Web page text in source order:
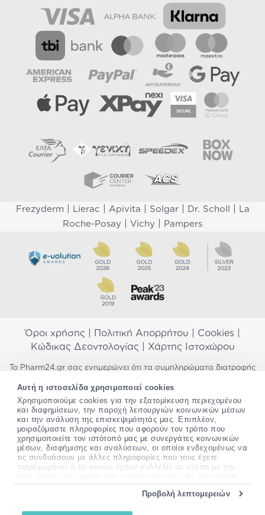
Αυτή η ιστοσελίδα χρησιμοποιεί cookies
Χρησιμοποιούμε cookies για την εξατομίκευση περιεχομένου
και διαφημίσεων, την παροχή λειτουργιών κοινωνικών μέσων
και την ανάλυση της επισκεψιμότητάς μας. Επιπλέον,
μοιραζόμαστε πληροφορίες που αφορούν τον τρόπο που
χρησιμοποιείτε τον ιστότοπό μας με συνεργάτες κοινωνικών
μέσων, διαφήμισης και αναλύσεων, οι οποίοι ενδεχομένως να
τις συνδυάσουν με άλλες πληροφορίες που τους έχετε
παραχωρήσει ή τις οποίες έχουν συλλέξει σε σχέση με την
Προβολή λεπτομερειών
Frezyderm Lierac Apivita Solgar| Dr. Scholl
La
Roche-Posay
Vichy Pampers
Όροι χρήσης Πολιτική Απορρήτου Cookies
Κώδικας Δεοντολογίας| Χάρτης Ιστοχώρου
Το Pharm24.gr σας ενημερώνει ότι τα συμπληρώματα διατροφής
προορίζονται για την πρόληψη, αγωγή ή θεραπεία ανθρώπινης
νόσου. Συμβουλευτείτε τον γιατρό σας εάν είστε έγκυος,
θηλάζετε, ακολουθείτε παράλληλα φαρμακευτική αγωγή ή
αντιμετωπίζετε προβλήματα υγείας πριν χρησιμοποιήσετε
οποιοδήποτε συμπλήρωμα διατροφής. Προσπαθούμε διαρκώς να
σας παρέχουμε ακριβείς και έγκυρες πληροφορίες. Σε περίπτωση
που έχετε κάποια ερώτηση ή παρατήρηση σχετικά με αυτές,
παρακαλώεπικοινωνήστε μαζί μας.
2012-2026 - All rights Reserved •
Website by